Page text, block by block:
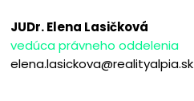
JUDr. Elena Lasičková
vedúca právneho oddelenia
elena.lasickova@realityalpia.sk